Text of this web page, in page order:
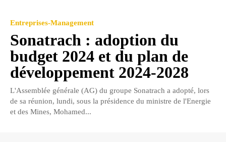
Entreprises-Management
Sonatrach : adoption du
budget 2024 et du plan de
développement 2024-2028
L'Assemblée générale (AG) du groupe Sonatrach a adopté, lors
de sa réunion, lundi, sous la présidence du ministre de l'Energie
et des Mines, Mohamed...